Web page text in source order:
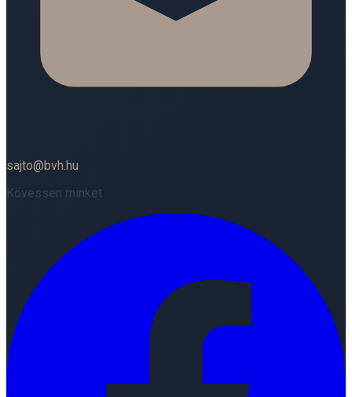
sajto@bvh.hu
Kövessen minket